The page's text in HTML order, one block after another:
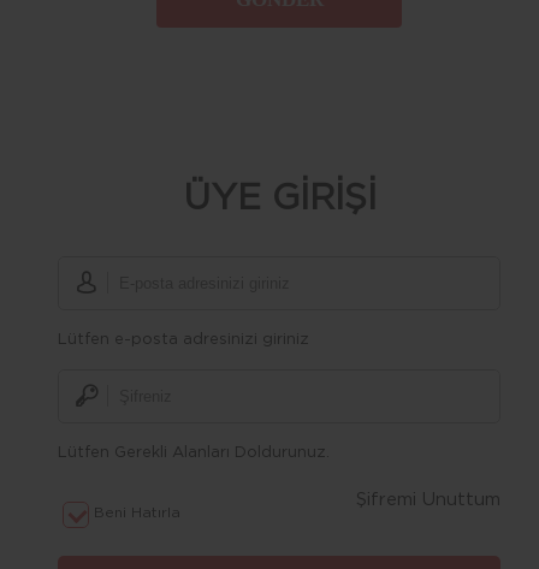
ÜYE GİRİŞİ
Lütfen e-posta adresinizi giriniz
Lütfen Gerekli Alanları Doldurunuz.
Beni Hatırla
Şifremi Unuttum